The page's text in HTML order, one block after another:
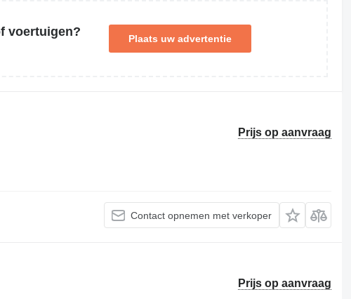
voertuigen?
Plaats uw advertentie
Prijs op aanvraag
Contact opnemen met verkoper
Prijs op aanvraag